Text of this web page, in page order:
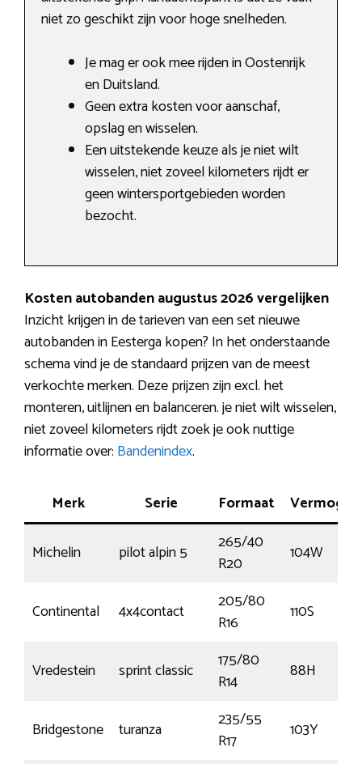
niet zo geschikt zijn voor hoge snelheden.
Je mag er ook mee rijden in Oostenrijk
en Duitsland.
Geen extra kosten voor aanschaf,
opslag en wisselen.
Een uitstekende keuze als je niet wilt
wisselen, niet zoveel kilometers rijdt er
geen wintersportgebieden worden
bezocht.
Kosten autobanden augustus 2026 vergelijken
Inzicht krijgen in de tarieven van een set nieuwe
autobanden in Eesterga kopen? In het onderstaande
schema vind je de standaard prijzen van de meest
verkochte merken. Deze prijzen zijn excl. het
monteren, uitlijnen en balanceren. je niet wilt wisselen,
niet zoveel kilometers rijdt zoek je ook nuttige
informatie over: Bandenindex.
Merk Serie Formaat Vermogen
Michelin pilot alpin 5
265/40
R20
104W
Continental 4x4contact
205/80
R16
110S
Vredestein sprint classic
175/80
R14
88H
Bridgestone turanza
235/55
R17
103Y